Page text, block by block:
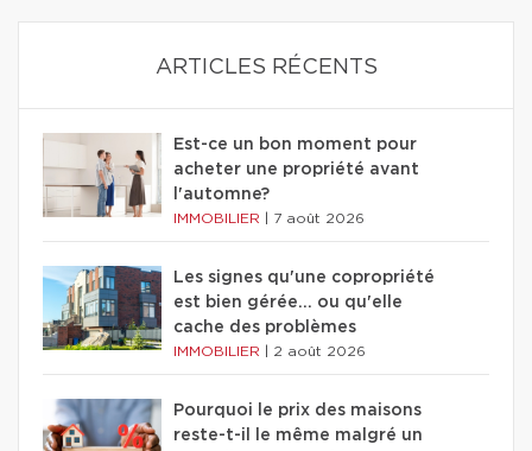
ARTICLES RÉCENTS
Est-ce un bon moment pour
acheter une propriété avant
l'automne?
IMMOBILIER 7 août 2026
Les signes qu'une copropriété
est bien gérée… ou qu'elle
cache des problèmes
IMMOBILIER 2 août 2026
Pourquoi le prix des maisons
reste-t-il le même malgré un